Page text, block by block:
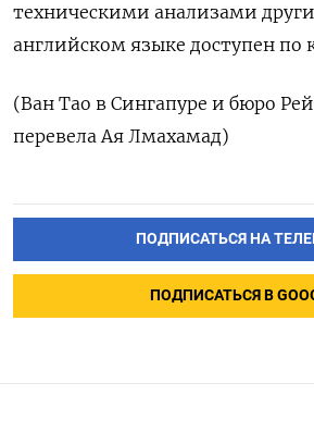
техническими анализами
английском языке доступен по
(Ван Тао в Сингапуре и бюро
перевела Ая Лмахамад)
ПОДПИСАТЬСЯ НА
ПОДПИСАТЬСЯ В